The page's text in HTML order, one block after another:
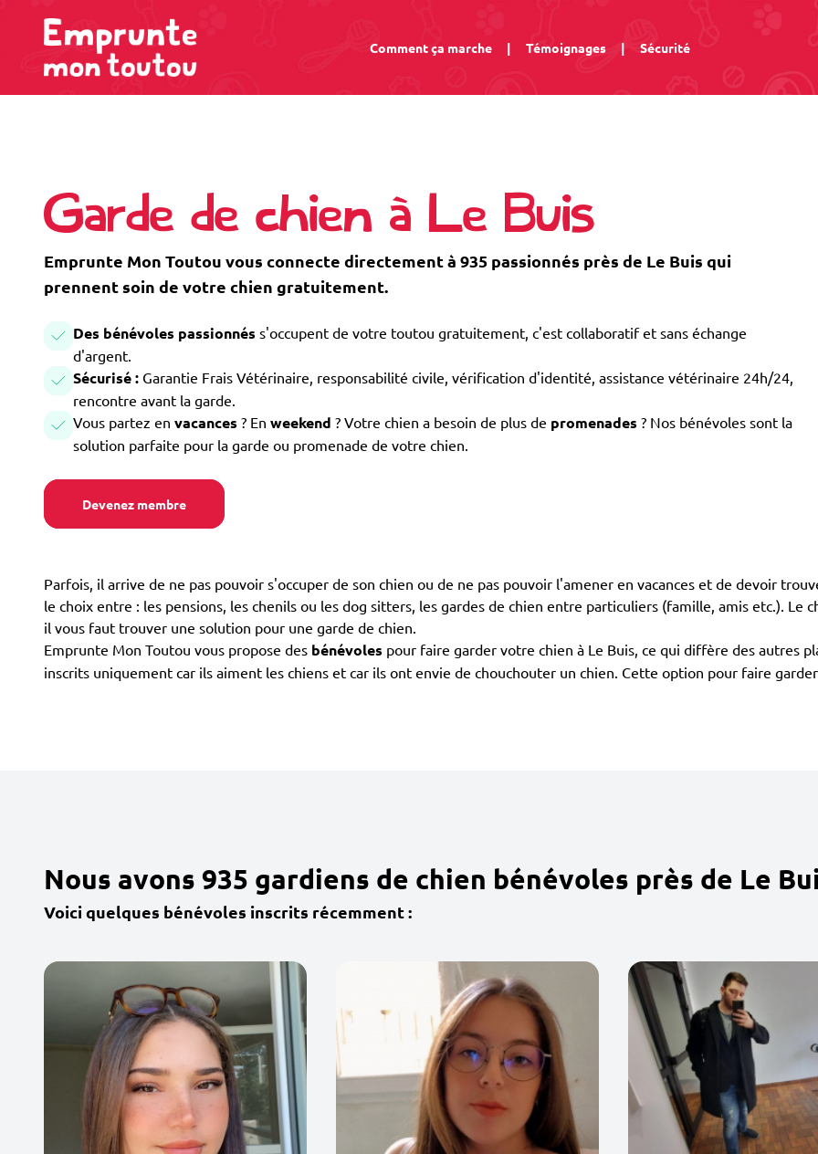
Comment ça marche | Témoignages | Sécurité
Garde de chien à Le Buis
Emprunte Mon Toutou vous connecte directement à 935 passionnés près de Le Buis qui
prennent soin de votre chien gratuitement.
Des bénévoles passionnés s'occupent de votre toutou gratuitement, c'est collaboratif et sans échange
d'argent.
Sécurisé : Garantie Frais Vétérinaire, responsabilité civile, vérification d'identité, assistance vétérinaire 24h/24,
rencontre avant la garde.
Vous partez en vacances ? En weekend ? Votre chien a besoin de plus de promenades ? Nos bénévoles sont la
solution parfaite pour la garde ou promenade de votre chien.
Devenez membre
Parfois, il arrive de ne pas pouvoir s'occuper de son chien ou de ne pas pouvoir l'amener en vacances et de devoir
le choix entre : les pensions, les chenils ou les dog sitters, les gardes de chien entre particuliers (famille, amis etc.).
il vous faut trouver une solution pour une garde de chien.
Emprunte Mon Toutou vous propose des bénévoles pour faire garder votre chien à Le Buis, ce qui diffère des autres
inscrits uniquement car ils aiment les chiens et car ils ont envie de chouchouter un chien. Cette option pour faire
Nous avons 935 gardiens de chien bénévoles près de Le
Voici quelques bénévoles inscrits récemment :